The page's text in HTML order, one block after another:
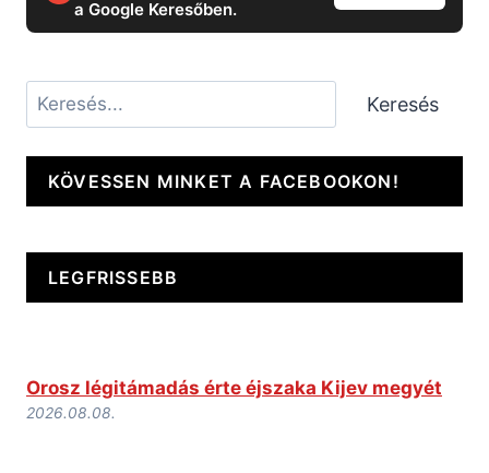
a Google Keresőben.
Keresés Keresés
KÖVESSEN MINKET A FACEBOOKON!
LEGFRISSEBB
Orosz légitámadás érte éjszaka Kijev megyét
2026.08.08.